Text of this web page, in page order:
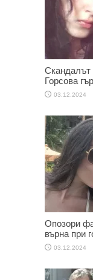
Скандалът
Горсова
03.12.2024
Опозори
върна при
03.12.2024